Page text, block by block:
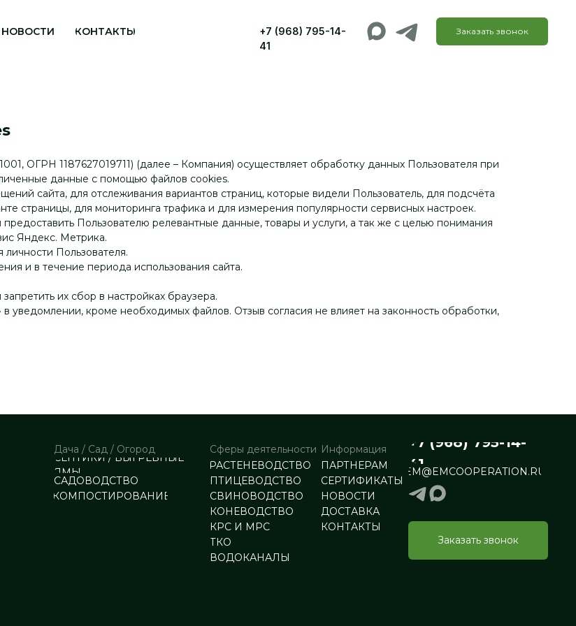
+7 (968) 795-14-
41
Заказать звонок
НОВОСТИ КОНТАКТЫ
1187627019711) (далее – Компания) осуществляет обработку данных Пользователя при
данные с помощью файлов cookies.
сайта, для отслеживания вариантов страниц, которые видели Пользователь, для подсчёта
страницы, для мониторинга трафика и для измерения популярности сервисных настроек.
Пользователю релевантные данные, товары и услуги, а так же с целью понимания
Яндекс. Метрика.
Пользователя.
и в течение периода использования сайта.
их сбор в настройках браузера.
уведомлении, кроме необходимых файлов. Отзыв согласия не влияет на законность обработки,
Дача / Сад / Огород
СЕПТИКИ / ВЫГРЕБНЫЕ
ЯМЫ
САДОВОДСТВО
КОМПОСТИРОВАНИЕ
Сферы деятельности
РАСТЕНЕВОДСТВО
ПТИЦЕВОДСТВО
СВИНОВОДСТВО
КОНЕВОДСТВО
КРС И МРС
ТКО
ВОДОКАНАЛЫ
Информация
ПАРТНЕРАМ
СЕРТИФИКАТЫ
НОВОСТИ
ДОСТАВКА
КОНТАКТЫ
+7 (968) 795-14-
41
EM@EMCOOPERATION.RU
Заказать звонок